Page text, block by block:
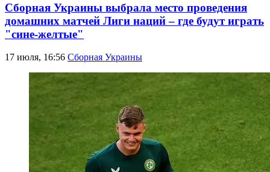
Сборная Украины выбрала место проведения
домашних матчей Лиги наций – где будут играть
"сине-желтые"
17 июля, 16:56 Сборная Украины